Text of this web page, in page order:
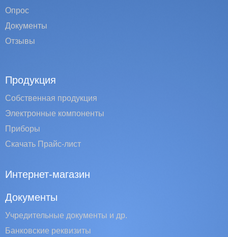
Опрос
Документы
Отзывы
Продукция
Собственная продукция
Электронные компоненты
Приборы
Скачать Прайс-лист
Интернет-магазин
Документы
Учредительные документы и др.
Банковские реквизиты